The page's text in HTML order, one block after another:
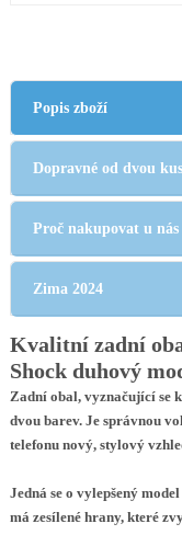
Popis zboží
Dopravné od dvou
Proč nakupovat u nás
Zima 2024
Kvalitní zadní
Shock duhový
Zadní obal, vyznačující se
dvou barev. Je správnou
telefonu nový, stylový
Jedná se o vylepšený
má zesílené hrany, které